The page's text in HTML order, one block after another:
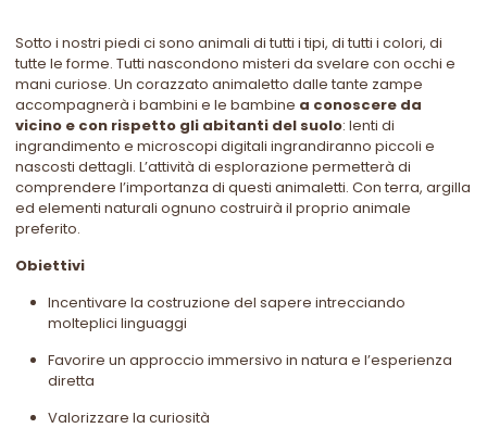
Sotto i nostri piedi ci sono animali di tutti i tipi, di tutti i colori, di
tutte le forme. Tutti nascondono misteri da svelare con occhi e
mani curiose.Un corazzato animaletto dalle tante zampe
accompagnerà i bambini e le bambine a conoscere da
vicino e con rispetto gli abitanti del suolo: lenti di
ingrandimento e microscopi digitali ingrandiranno piccoli e
nascosti dettagli. L’attività di esplorazione permetterà di
comprendere l’importanza di questi animaletti. Con terra, argilla
ed elementi naturali ognuno costruirà il proprio animale
preferito.
Obiettivi
Incentivare la costruzione del sapere intrecciando
molteplici linguaggi
Favorire un approccio immersivo in natura e l’esperienza
diretta
Valorizzare la curiosità